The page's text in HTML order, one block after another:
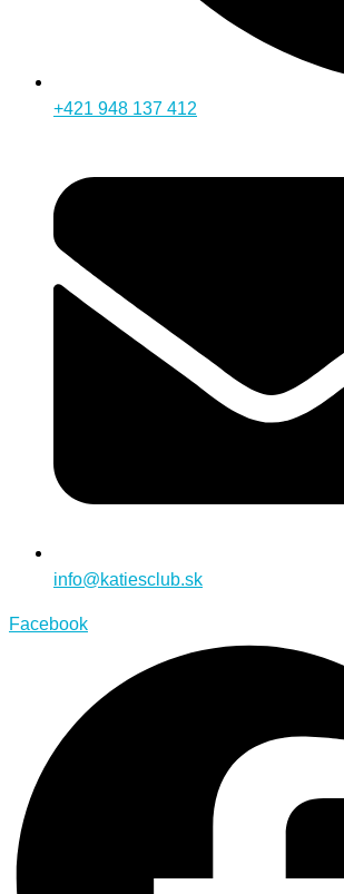
+421 948 137 412
info@katiesclub.sk
Facebook